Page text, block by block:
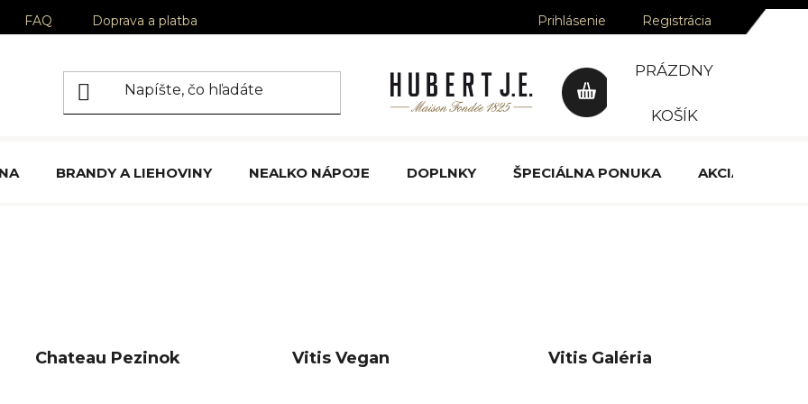
FAQ Doprava a platba Prihlásenie Registrácia
NÁKUPNÝ
PRÁZDNY
KOŠÍK
BRANDY A LIEHOVINY NEALKO NÁPOJE DOPLNKY ŠPECIÁLNA PONUKA AKCIA
Chateau Pezinok Vitis Vegan Vitis Galéria